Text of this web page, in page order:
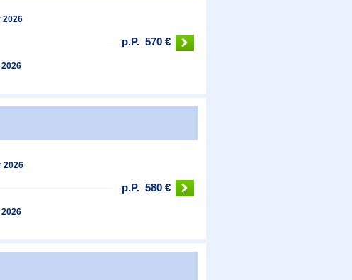
2026
2026
p.P. 570 €
2026
2026
p.P. 580 €